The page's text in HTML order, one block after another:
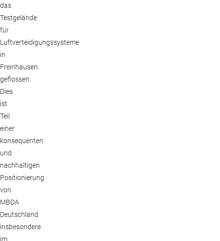
das
Testgelände
für
Luftverteidigungssysteme
in
Freinhausen
geflossen.
Dies
ist
Teil
einer
konsequenten
und
nachhaltigen
Positionierung
von
MBDA
Deutschland
insbesondere
im